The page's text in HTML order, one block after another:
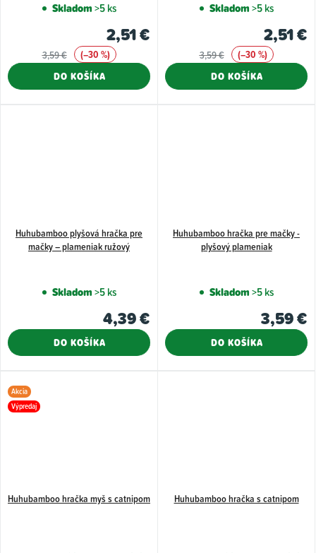
Skladom>5 ks
2,51 €
3,59 €
(–30 %)
DO KOŠÍKA
Skladom>5 ks
2,51 €
3,59 €
(–30 %)
DO KOŠÍKA
Huhubamboo plyšová hračka pre
mačky – plameniak ružový
Skladom>5 ks
4,39 €
DO KOŠÍKA
Huhubamboo hračka pre mačky -
plyšový plameniak
Skladom>5 ks
3,59 €
DO KOŠÍKA
Akcia
Výpredaj
Huhubamboo hračka myš s catnipom Huhubamboo hračka s catnipom